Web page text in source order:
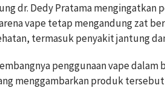
dr. Dedy Pratama mengingatkan
vape tetap mengandung zat
termasuk penyakit jantung
penggunaan vape
menggambarkan produk